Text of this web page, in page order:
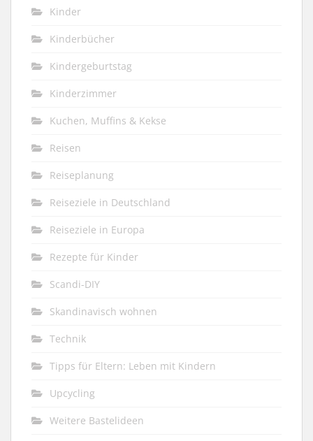
Kinder
Kinderbücher
Kindergeburtstag
Kinderzimmer
Kuchen, Muffins & Kekse
Reisen
Reiseplanung
Reiseziele in Deutschland
Reiseziele in Europa
Rezepte für Kinder
Scandi-DIY
Skandinavisch wohnen
Technik
Tipps für Eltern: Leben mit Kindern
Upcycling
Weitere Bastelideen